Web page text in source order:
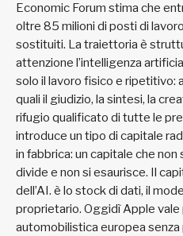
Economic Forum stima che
oltre 85 milioni di posti di
sostituiti. La traiettoria è
attenzione l’intelligenza
solo il lavoro fisico e
quali il giudizio, la sintesi, la
rifugio qualificato di tutte le
introduce un tipo di capitale
in fabbrica: un capitale che non
divide e non si esaurisce. Il
dell’AI. è lo stock di dati, il
proprietario. Oggidì Apple vale
automobilistica europea